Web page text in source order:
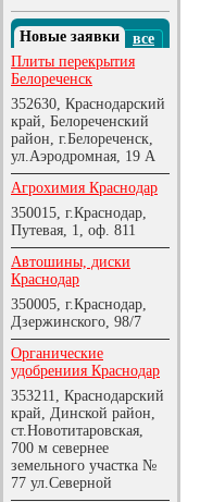
Новые заявки
все
Плиты перекрытия
Белореченск
352630, Краснодарский
край, Белореченский
район, г.Белореченск,
ул.Аэродромная, 19 А
Агрохимия Краснодар
350015, г.Краснодар,
Путевая, 1, оф. 811
Автошины, диски
Краснодар
350005, г.Краснодар,
Дзержинского, 98/7
Органические
удобрениия Краснодар
353211, Краснодарский
край, Динской район,
ст.Новотитаровская,
700 м севернее
земельного участка №
77 ул.Северной